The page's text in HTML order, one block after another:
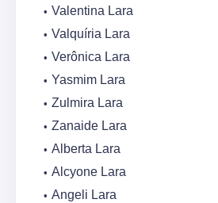
Valentina Lara
Valquíria Lara
Verônica Lara
Yasmim Lara
Zulmira Lara
Zanaide Lara
Alberta Lara
Alcyone Lara
Angeli Lara